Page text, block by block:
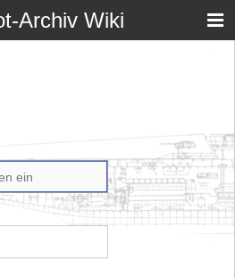
Archiv Wiki